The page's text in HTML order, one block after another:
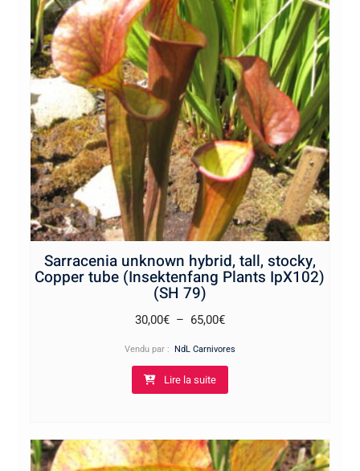
Sarracenia unknown hybrid, tall, stocky,
Copper tube (Insektenfang Plants IpX102)
(SH 79)
30,00€ – 65,00€Plage
Vendu par : NdL Carnivores
Lire la suite